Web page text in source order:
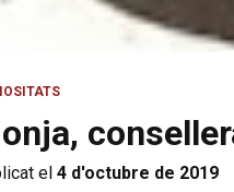
el 4 d'octubre de 2019